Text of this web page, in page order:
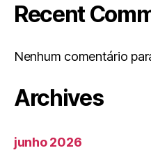
Recent
Nenhum comentário
Archives
junho 2026